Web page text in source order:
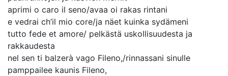
aprimi o caro il seno/avaa oi rakas rintani
e vedrai ch’il mio core/ja näet kuinka sydämeni
tutto fede et amore/ pelkästä uskollisuudesta ja
rakkaudesta
nel sen ti balzerà vago Fileno,/rinnassani sinulle
pamppailee kaunis Fileno,